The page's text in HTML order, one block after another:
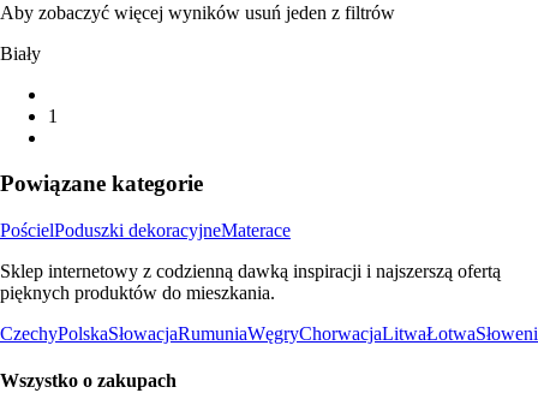
Aby zobaczyć więcej wyników usuń jeden z filtrów
Biały
1
Powiązane kategorie
PościelPoduszki dekoracyjneMaterace
Sklep internetowy z codzienną dawką inspiracji i najszerszą ofertą
pięknych produktów do mieszkania.
CzechyPolskaSłowacjaRumuniaWęgryChorwacjaLitwaŁotwa
Wszystko o zakupach